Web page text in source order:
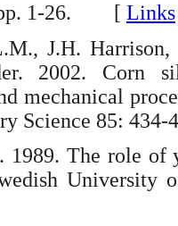
pp. 1-26. [ Links
J.H.
2002. Corn
mechanical
Science 85:
1989. The role
University